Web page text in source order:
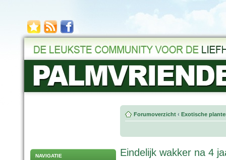
NAVIGATIE
Forumoverzicht ‹ Exotische
Eindelijk wakker na 4